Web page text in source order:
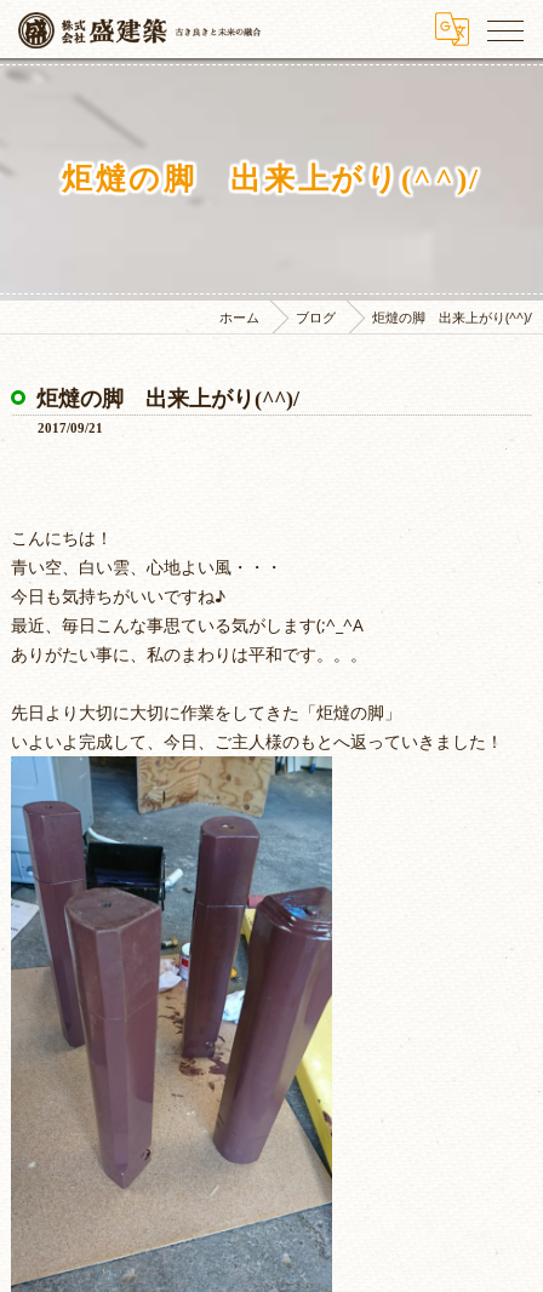
炬燵の脚 出来上がり(^^)/
ホーム ブログ 炬燵の脚 出来上がり(^^)/
炬燵の脚 出来上がり(^^)/
2017/09/21
こんにちは！
青い空、白い雲、心地よい風・・・
今日も気持ちがいいですね♪
最近、毎日こんな事思ている気がします(;^_^A
ありがたい事に、私のまわりは平和です。。。
先日より大切に大切に作業をしてきた「炬燵の脚」
いよいよ完成して、今日、ご主人様のもとへ返っていきました！